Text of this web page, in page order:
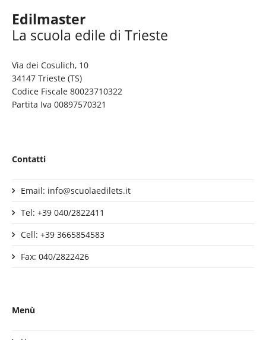
Edilmaster
Via dei Cosulich, 10
34147 Trieste (TS)
Codice Fiscale 80023710322
Partita Iva 00897570321
Contatti
Email: info@scuolaedilets.it
Tel: +39 040/2822411
Cell: +39 3665854583
Fax: 040/2822426
Menù